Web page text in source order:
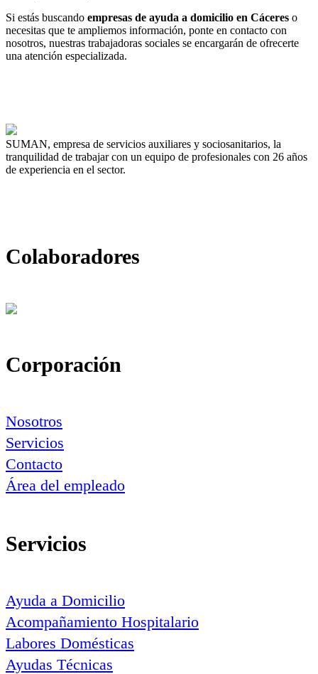
Si estás buscando empresas de ayuda a domicilio en Cáceres o
necesitas que te ampliemos información, ponte en contacto con
nosotros, nuestras trabajadoras sociales se encargarán de ofrecerte
una atención especializada.
SUMAN, empresa de servicios auxiliares y sociosanitarios, la
tranquilidad de trabajar con un equipo de profesionales con 26 años
de experiencia en el sector.
Colaboradores
Corporación
Nosotros
Servicios
Contacto
Área del empleado
Servicios
Ayuda a Domicilio
Acompañamiento Hospitalario
Labores Domésticas
Ayudas Técnicas